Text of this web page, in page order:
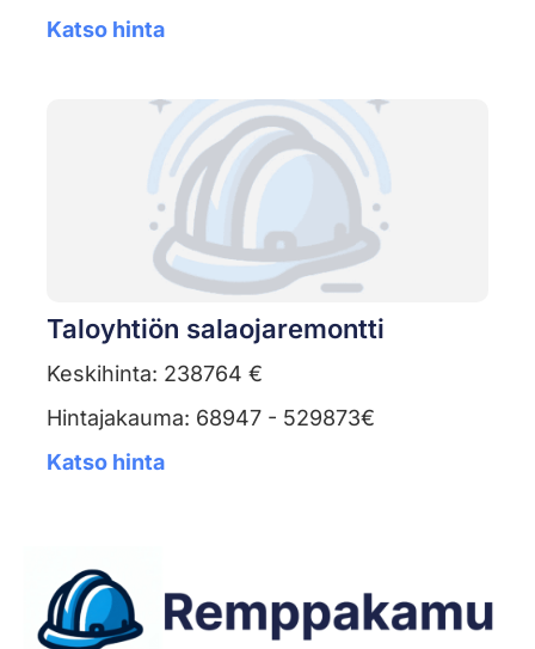
Katso hinta
Taloyhtiön salaojaremontti
Keskihinta: 238764 €
Hintajakauma: 68947 - 529873€
Katso hinta